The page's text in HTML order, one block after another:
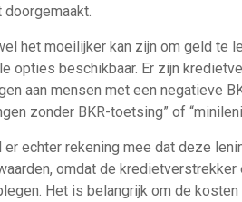
doorgemaakt.
het moeilijker kan zijn om geld te
opties beschikbaar. Er zijn
aan mensen met een negatieve
zonder BKR-toetsing” of
er echter rekening mee dat deze
omdat de
Het is belangrijk om de